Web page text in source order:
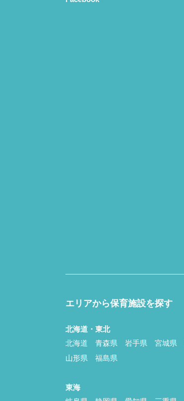
エリアから保育施設を探す
北海道・東北
北海道
青森県 岩手県 宮城県
山形県
福島県
東海